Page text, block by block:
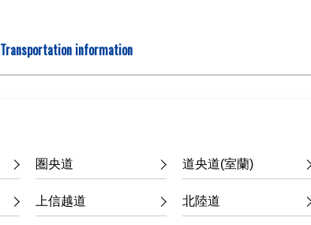
Transportation information
圏央道 道央道(室蘭)
上信越道 北陸道